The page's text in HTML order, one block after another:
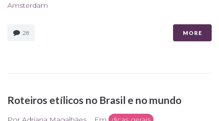
Amsterdam
28 MORE
Roteiros etílicos no Brasil e no mundo